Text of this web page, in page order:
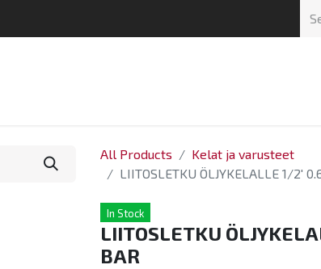
All Products
Kelat ja varusteet
LIITOSLETKU ÖLJYKELALLE 1/2'
In Stock
LIITOSLETKU
BAR